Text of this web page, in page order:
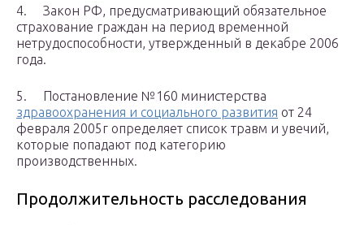
4. Закон РФ, предусматривающий обязательное
страхование граждан на период временной
нетрудоспособности, утвержденный в декабре 2006
года.
5. Постановление №160 министерства
здравоохранения и социального развития от 24
февраля 2005г определяет список травм и увечий,
которые попадают под категорию
производственных.
Продолжительность расследования